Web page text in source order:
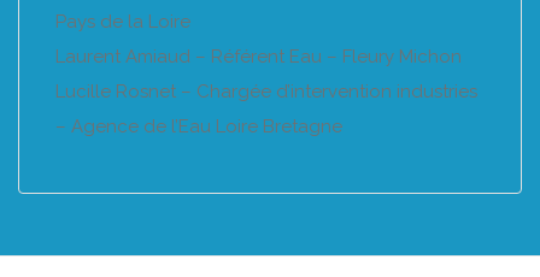
Pays de la Loire
Laurent Amiaud – Référent Eau – Fleury Michon
Lucille Rosnet – Chargée d’intervention industries
– Agence de l’Eau Loire Bretagne